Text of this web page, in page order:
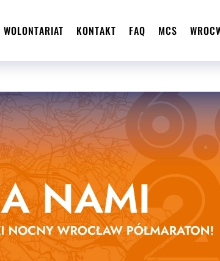
WOLONTARIAT KONTAKT FAQ MCS